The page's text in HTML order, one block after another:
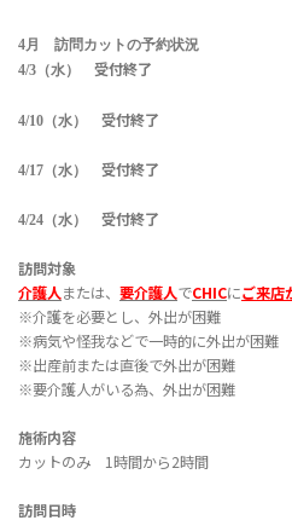
4月 訪問カットの予約状況
4/3（水） 受付終了
4/10（水） 受付終了
4/17（水） 受付終了
4/24（水） 受付終了
訪問対象
介護人または、 要介護人でCHICにご来店
※介護を必要とし、外出が困難
※病気や怪我などで一時的に外出が困難
※出産前または直後で外出が困難
※要介護人がいる為、外出が困難
施術内容
カットのみ 1時間から2時間
訪問日時